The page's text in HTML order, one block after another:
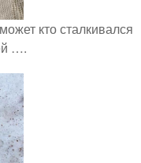
кто сталкивался
….